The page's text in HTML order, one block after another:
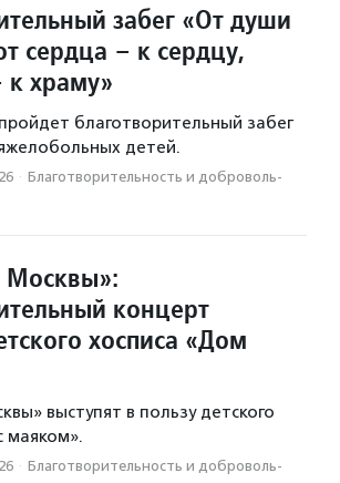
забег «От души
сердца – к сердцу,
к храму»
благотворительный забег
детей.
· Благотвори­тель­ность и доброволь­
Москвы»:
концерт
хосписа «Дом
выступят в пользу детского
маяком».
· Благотвори­тель­ность и доброволь­